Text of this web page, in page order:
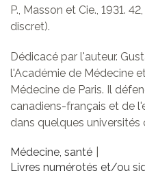
P., Masson et Cie., 1931.
discret).
Dédicacé par l'auteur.
l'Académie de Médecine
Médecine de Paris. Il
canadiens-français et de
dans quelques universités
Médecine, santé
Livres numérotés et/ou